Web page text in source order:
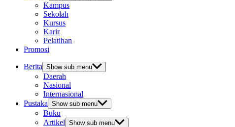
Kampus
Sekolah
Kursus
Karir
Pelatihan
Promosi
Berita Show sub menu
Daerah
Nasional
Internasional
Pustaka Show sub menu
Buku
Artikel Show sub menu